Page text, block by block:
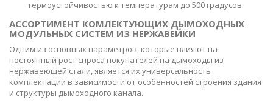
термоустойчивостью к температурам до 500 градусов.
АССОРТИМЕНТ КОМЛЕКТУЮЩИХ ДЫМОХОДНЫХ
МОДУЛЬНЫХ СИСТЕМ ИЗ НЕРЖАВЕЙКИ
Одним из основных параметров, которые влияют на
постоянный рост спроса покупателей на дымоходы из
нержавеющей стали, является их универсальность
комплектации в зависимости от особенностей строения здания
и структуры дымоходного канала.